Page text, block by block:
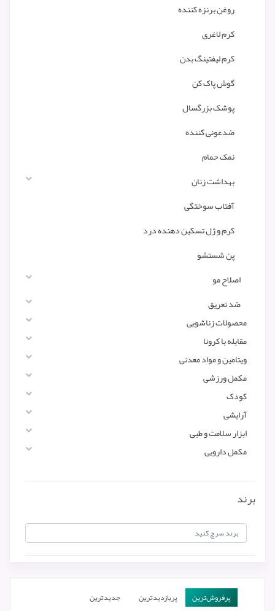
روغن برنزه کننده
کرم لاغری
کرم لیفتینگ بدن
گوش پاک کن
پوشک بزرگسال
ضدعونی کننده
نمک حمام
بهداشت زنان
آفتاب سوختگی
کرم و ژل تسکین دهنده درد
پن شستشو
اصلاح مو
ضد تعریق
محصولات زناشویی
مقابله با کرونا
ویتامین و مواد معدنی
مکمل ورزشی
کودک
آرایشی
ابزار سلامت و طبی
مکمل دارویی
برند
پرفروش‌ترین‌ پربازدیدترین جدیدترین